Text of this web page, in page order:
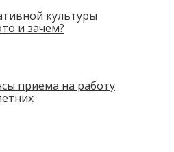
культуры
и зачем?
приема на работу